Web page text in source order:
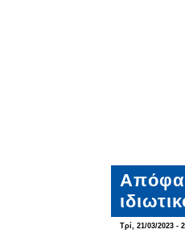
Τρί, 21/03/2023 -